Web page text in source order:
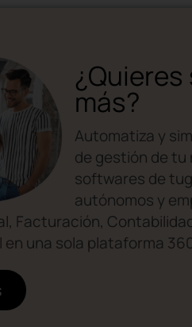
más?
Automatiza y
de gestión de tu
softwares de
autónomos y
Facturación,
en una sola plataforma